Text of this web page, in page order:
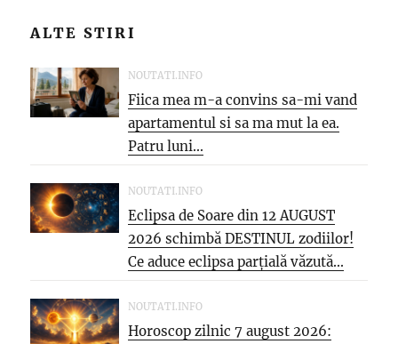
ALTE STIRI
NOUTATI.INFO
Fiica mea m-a convins sa-mi vand
apartamentul si sa ma mut la ea.
Patru luni...
NOUTATI.INFO
Eclipsa de Soare din 12 AUGUST
2026 schimbă DESTINUL zodiilor!
Ce aduce eclipsa parțială văzută...
NOUTATI.INFO
Horoscop zilnic 7 august 2026: